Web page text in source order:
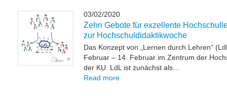
03/02/2020
Zehn Gebote für exzellente
zur Hochschuldidaktikwoche
Das Konzept von „Lernen durch Lehren“
Februar – 14. Februar im Zentrum der
der KU. LdL ist zunächst als…
Read more